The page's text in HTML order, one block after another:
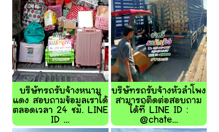
บริษัทรถรับจ้างหนาม
แดง สอบถามข้อมูลเราได้
ตลอดเวลา 24 ชม. LINE
ID ...
บริษัทรถรับจ้างหัวลำโพง
สามารถติดต่อสอบถาม
ได้ที่ LINE ID :
@chate...